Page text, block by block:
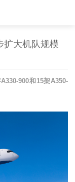
扩大机队规模
A330-900和 15架A350-